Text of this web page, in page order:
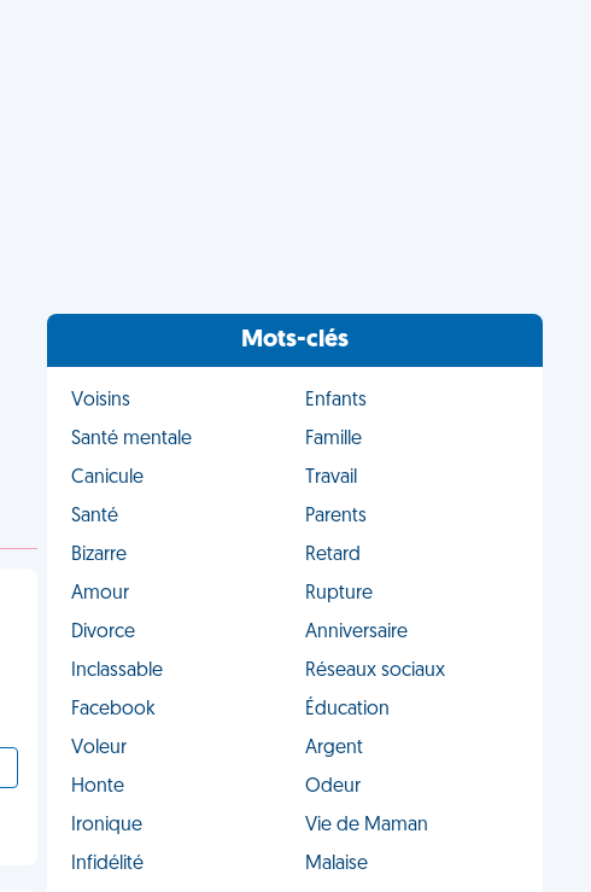
Mots-clés
Voisins
Enfants
Santé mentale
Famille
Canicule
Travail
Santé
Parents
Bizarre
Retard
Amour
Rupture
Divorce
Anniversaire
Inclassable
Réseaux sociaux
Facebook
Éducation
Voleur
Argent
Honte
Odeur
Ironique
Vie de Maman
Infidélité
Malaise